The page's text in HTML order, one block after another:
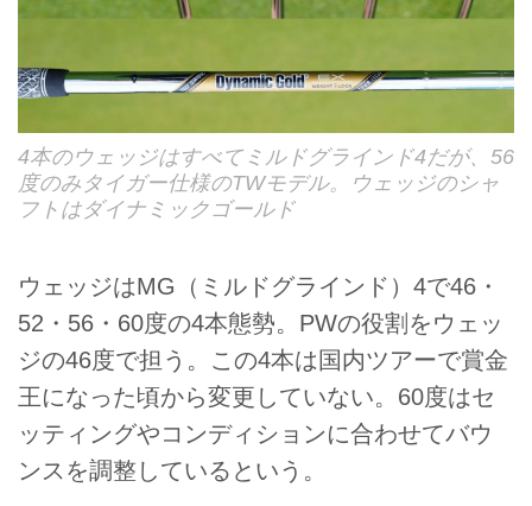
4本のウェッジはすべてミルドグラインド4だが、56
度のみタイガー仕様のTWモデル。ウェッジのシャ
フトはダイナミックゴールド
ウェッジはMG（ミルドグラインド）4で46・
52・56・60度の4本態勢。PWの役割をウェッ
ジの46度で担う。この4本は国内ツアーで賞金
王になった頃から変更していない。60度はセ
ッティングやコンディションに合わせてバウ
ンスを調整しているという。